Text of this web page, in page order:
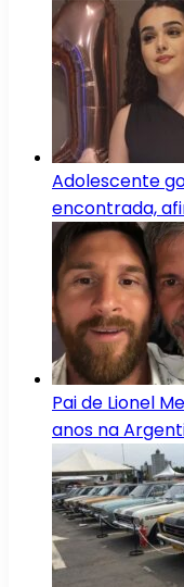
Adolescente
encontrada,
Pai de Lionel
anos na